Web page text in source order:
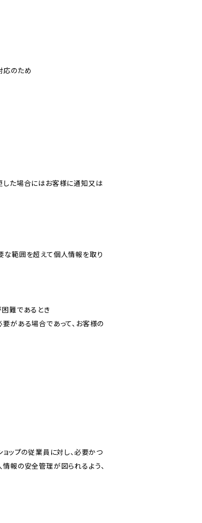
応のため
した場合にはお客様に通知又は
な範囲を超えて個人情報を取り
難であるとき
がある場合であって、お客様の
ップの従業員に対し、必要かつ
報の安全管理が図られるよう、